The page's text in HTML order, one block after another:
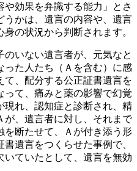
効果を弁識する能力」とさ
うかは、遺言の内容や、遺言
の状況から判断されます。
いない遺言者が、元気なと
った人たち（Ａを含む）に感
、配分する公正証書遺言を
て、痛みと薬の影響で幻覚
現れ、認知症と診断され、精
が、遺言者に対し、それまで
を断たせて、Ａが付き添う形
遺言をつくらせた事例で、
ていたとして、遺言を無効